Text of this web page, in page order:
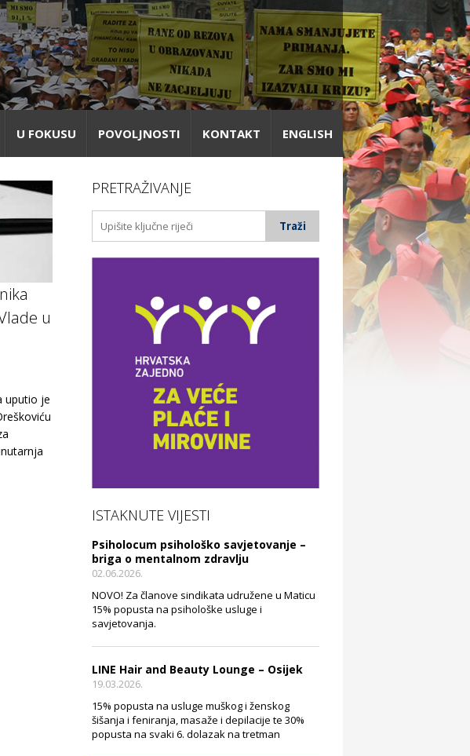
U FOKUSU POVOLJNOSTI KONTAKT ENGLISH
u
uputio je
PRETRAŽIVANJE
ISTAKNUTE VIJESTI
Psiholocum psihološko savjetovanje –
briga o mentalnom zdravlju
02.06.2026.
NOVO! Za članove sindikata udružene u Maticu
15% popusta na psihološke usluge i
savjetovanja.
LINE Hair and Beauty Lounge – Osijek
19.03.2026.
15% popusta na usluge muškog i ženskog
šišanja i feniranja, masaže i depilacije te 30%
popusta na svaki 6. dolazak na tretman